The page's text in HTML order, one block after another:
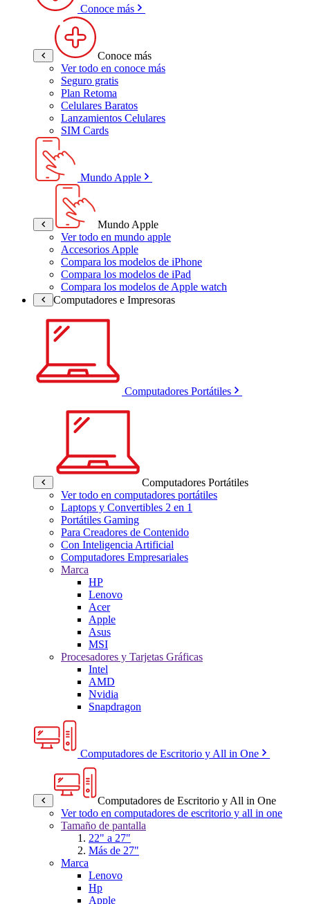
Conoce más
Conoce más
Ver todo en conoce más
Seguro gratis
Plan Retoma
Celulares Baratos
Lanzamientos Celulares
SIM Cards
Mundo Apple
Mundo Apple
Ver todo en mundo apple
Accesorios Apple
Compara los modelos de iPhone
Compara los modelos de iPad
Compara los modelos de Apple watch
Computadores e Impresoras
Computadores Portátiles
Computadores Portátiles
Ver todo en computadores portátiles
Laptops y Convertibles 2 en 1
Portátiles Gaming
Para Creadores de Contenido
Con Inteligencia Artificial
Computadores Empresariales
Marca
HP
Lenovo
Acer
Apple
Asus
MSI
Procesadores y Tarjetas Gráficas
Intel
AMD
Nvidia
Snapdragon
Computadores de Escritorio y All in One
Computadores de Escritorio y All in One
Ver todo en computadores de escritorio y all in one
Tamaño de pantalla
22" a 27"
Más de 27"
Marca
Lenovo
Hp
Apple